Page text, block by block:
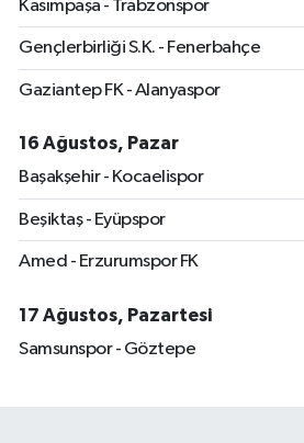
Kasımpaşa - Trabzonspor
Gençlerbirliği S.K. - Fenerbahçe
Gaziantep FK - Alanyaspor
16 Ağustos, Pazar
Başakşehir - Kocaelispor
Beşiktaş - Eyüpspor
Amed - Erzurumspor FK
17 Ağustos, Pazartesi
Samsunspor - Göztepe